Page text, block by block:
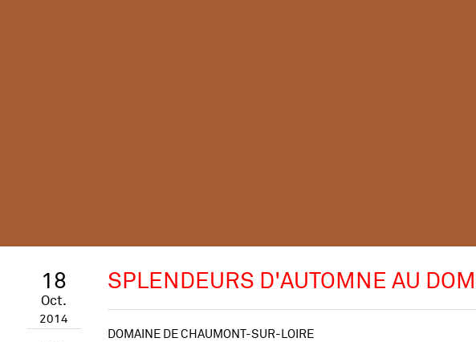
18
Oct.
2014
SPLENDEURS D'AUTOMNE AU
DOMAINE DE CHAUMONT-SUR-LOIRE